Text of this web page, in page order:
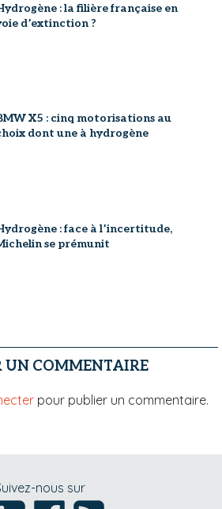
: la filière française en
d’extinction ?
X5 : cinq motorisations au
dont une à hydrogène
: face à l’incertitude,
se prémunit
UN COMMENTAIRE
pour publier un commentaire.
nous sur